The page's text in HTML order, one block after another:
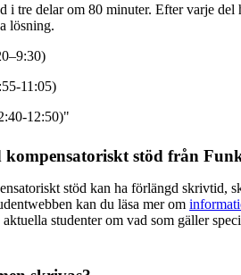
i tre delar om 80 minuter. Efter varje del
lösning.
11:05)
12:50)"
kompensatoriskt stöd från
stöd kan ha förlängd skrivtid,
kan du läsa mer om
studenter om vad som gäller